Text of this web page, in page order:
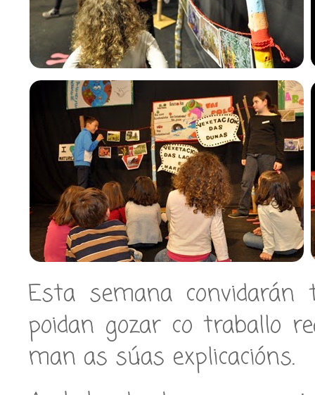
Esta semana
poidan gozar co traballo
man as súas explicacións.